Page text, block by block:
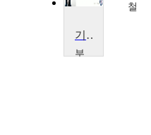
란
철
기초글쓰기
부